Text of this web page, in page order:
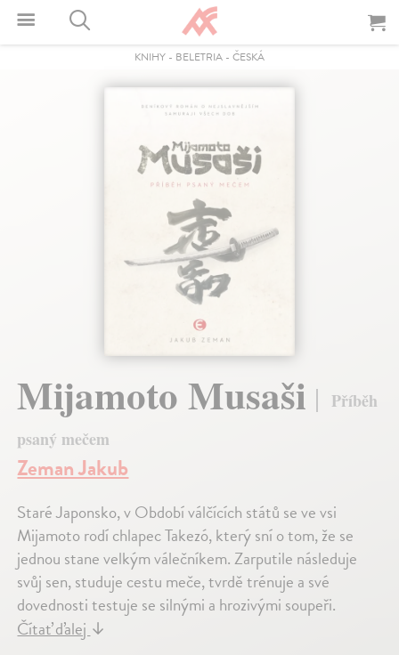
KNIHY - BELETRIA - ČESKÁ
Mijamoto Musaši
Příběh
psaný mečem
Zeman Jakub
Staré Japonsko, v Období válčících států se ve vsi
Mijamoto rodí chlapec Takezó, který sní o tom, že se
jednou stane velkým válečníkem. Zarputile následuje
svůj sen, studuje cestu meče, tvrdě trénuje a své
dovednosti testuje se silnými a hrozivými soupeři.
Čítať ďalej↓